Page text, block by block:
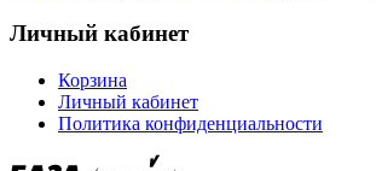
Личный кабинет
Корзина
Личный кабинет
Политика конфиденциальности